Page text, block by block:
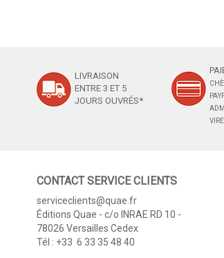
LIVRAISON
ENTRE 3 ET 5
JOURS OUVRÉS*
CONTACT SERVICE CLIENTS
serviceclients@quae.fr
Éditions Quae - c/o INRAE RD 10 -
78026 Versailles Cedex
Tél : +33 6 33 35 48 40